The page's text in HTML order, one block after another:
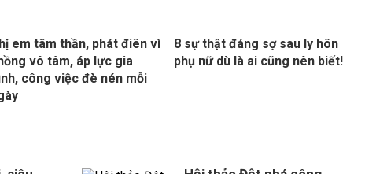
em tâm thần, phát điên vì
vô tâm, áp lực gia
công việc đè nén mỗi
8 sự thật đáng sợ sau ly hôn
phụ nữ dù là ai cũng nên biết!